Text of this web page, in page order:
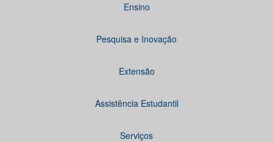
Ensino
Pesquisa e Inovação
Extensão
Assistência Estudantil
Serviços